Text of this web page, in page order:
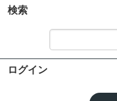
検索
ログイン